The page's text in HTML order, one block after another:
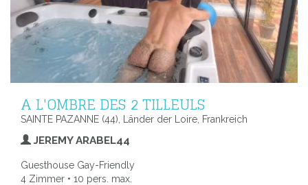
A L'OMBRE DES 2 TILLEULS
SAINTE PAZANNE (44), Länder der Loire, Frankreich
JEREMY ARABEL44
Guesthouse Gay-Friendly
4 Zimmer • 10 pers. max.